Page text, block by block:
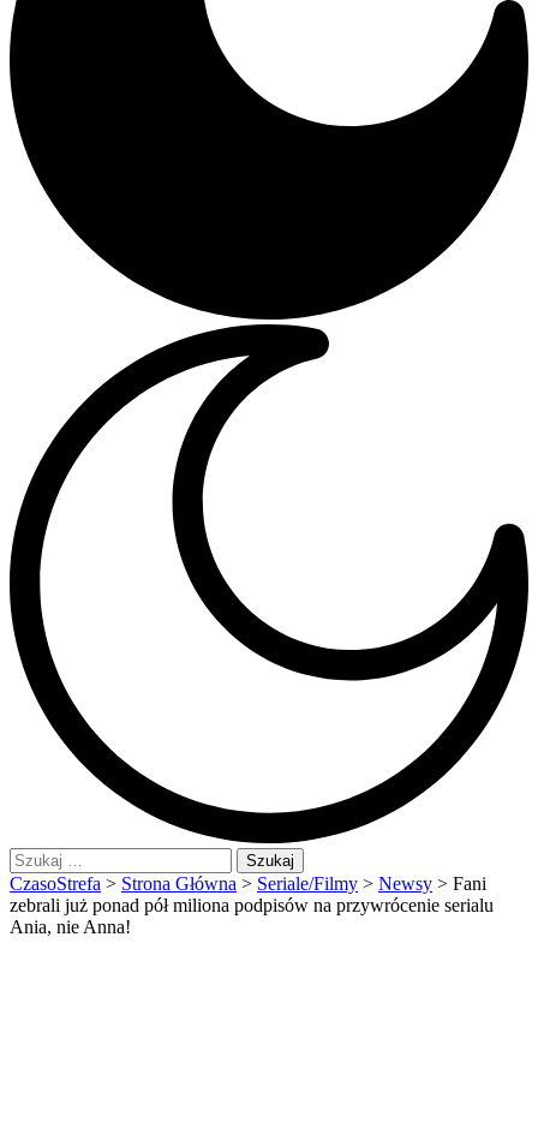
Szukaj:
CzasoStrefa > Strona Główna > Seriale/Filmy > Newsy > Fani
zebrali już ponad pół miliona podpisów na przywrócenie serialu
Ania, nie Anna!